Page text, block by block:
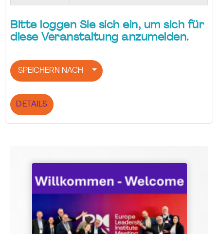
Bitte loggen Sie sich ein, um sich für
diese Veranstaltung anzumelden.
SPEICHERN NACH
DETAILS